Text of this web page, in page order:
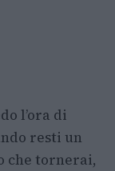
l’ora di
resti un
che tornerai,